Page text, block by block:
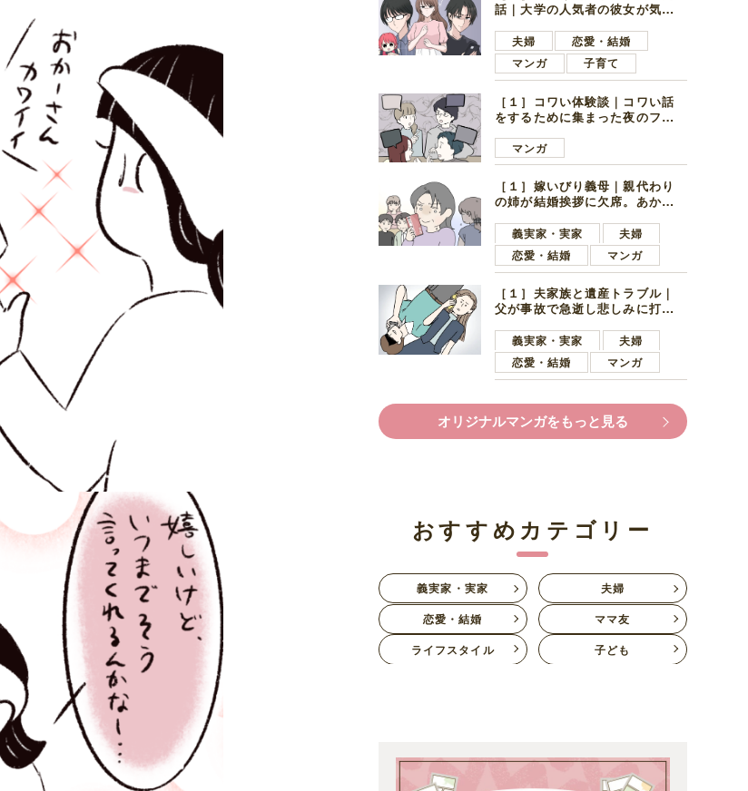
話｜大学の人気者の彼女が気に
子学生
夫婦
恋愛・結婚
マンガ
子育て
［１］コワい体験談｜コワい話
をするために集まった夜のファ
好きの男の子ママ
マンガ
［１］嫁いびり義母｜親代わり
の姉が結婚挨拶に欠席。あから
義実家・実家
夫婦
恋愛・結婚
マンガ
［１］夫家族と遺産トラブル｜
父が事故で急逝し悲しみに打ち
ます夫
義実家・実家
夫婦
恋愛・結婚
マンガ
オリジナルマンガをもっと見る
おすすめカテゴリー
義実家・実家
夫婦
恋愛・結婚
ママ友
ライフスタイル
子ども